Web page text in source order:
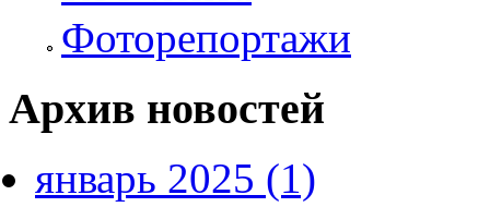
Фоторепортажи
Архив новостей
январь 2025 (1)